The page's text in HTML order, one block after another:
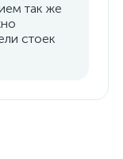
так же
стоек